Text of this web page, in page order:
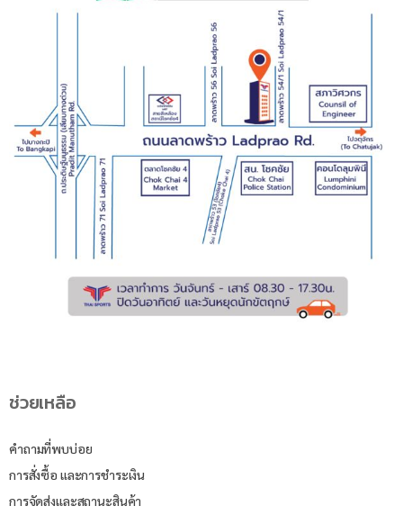
ช่วยเหลือ
คำถามที่พบบ่อย
การสั่งซื้อ และการชำระเงิน
การจัดส่งและสถานะสินค้า